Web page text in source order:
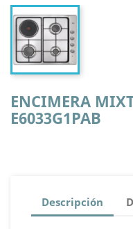
ENCIMERA
E6033G1PAB
Descripción